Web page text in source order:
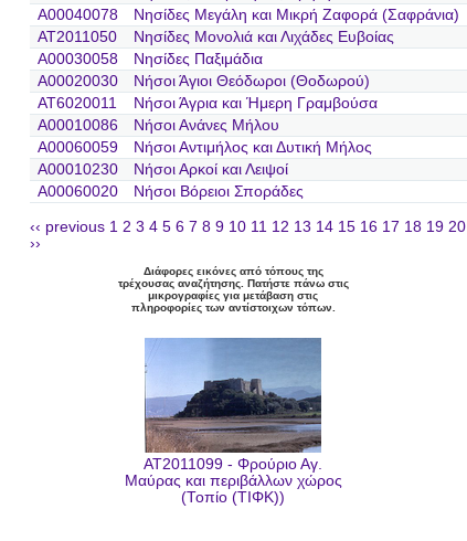
A00040078
Νησίδες Μεγάλη και Μικρή Ζαφορά (Σαφράνια)
AT2011050
Νησίδες Μονολιά και Λιχάδες Ευβοίας
A00030058
Νησίδες Παξιμάδια
A00020030
Νήσοι Άγιοι Θεόδωροι (Θοδωρού)
AT6020011
Νήσοι Άγρια και Ήμερη Γραμβούσα
A00010086
Νήσοι Ανάνες Μήλου
A00060059
Νήσοι Αντιμήλος και Δυτική Μήλος
A00010230
Νήσοι Αρκοί και Λειψοί
A00060020
Νήσοι Βόρειοι Σποράδες
‹‹ previous 1 2 3 4 5 6 7 8 9 10 11 12 13 14 15 16 17 18 19 20
››
Διάφορες εικόνες από τόπους της
τρέχουσας αναζήτησης. Πατήστε πάνω στις
μικρογραφίες για μετάβαση στις
πληροφορίες των αντίστοιχων τόπων.
AT2011099 - Φρούριο Αγ.
Μαύρας και περιβάλλων χώρος
(Τοπίο (ΤΙΦΚ))